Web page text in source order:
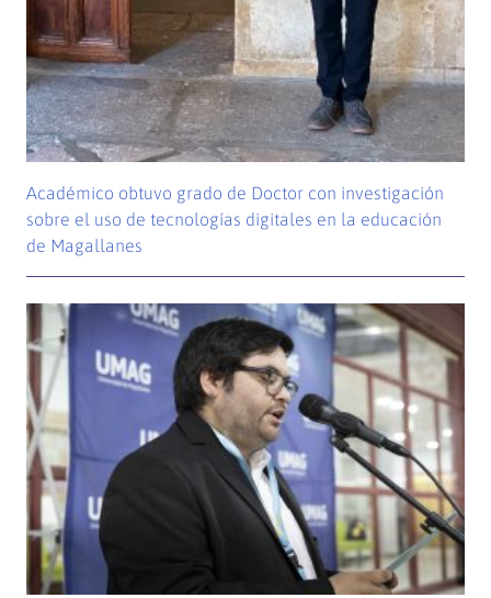
Académico obtuvo grado de Doctor con investigación
sobre el uso de tecnologías digitales en la educación
de Magallanes